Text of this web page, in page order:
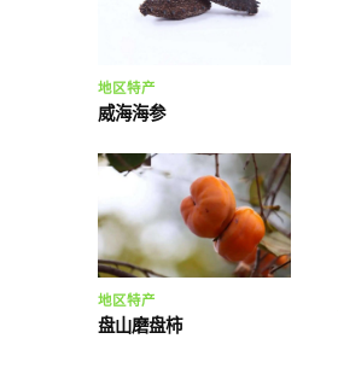
地区特产
威海海参
地区特产
盘山磨盘柿